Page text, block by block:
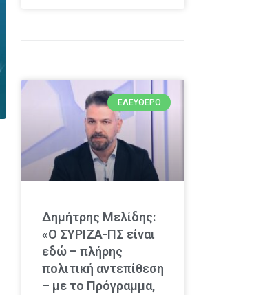
ΕΛΕΎΘΕΡΟ
Δημήτρης Μελίδης:
«Ο ΣΥΡΙΖΑ-ΠΣ είναι
εδώ – πλήρης
πολιτική αντεπίθεση
– με το Πρόγραμμα,